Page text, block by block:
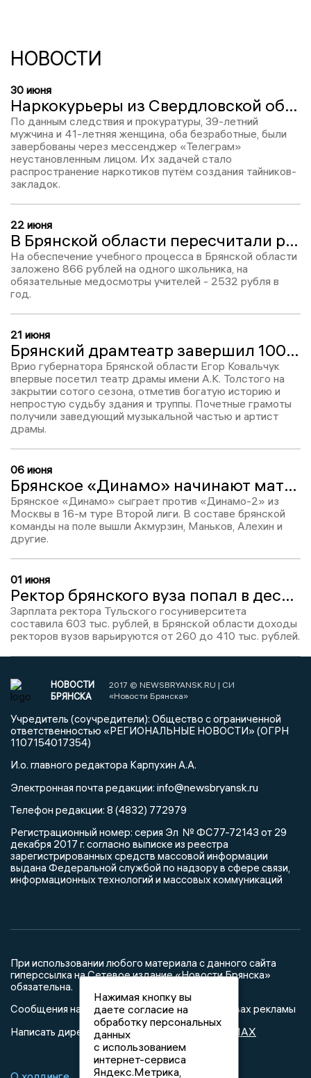
НОВОСТИ
30 июня
Наркокурьеры из Свердловской области приговорены к 7,5 годам в Брянске за 72 грамма метадона
По данным следствия и прокуратуры, 39-летний
мужчина и 41-летняя женщина, оба безработные, были
завербованы через мессенджер «Телеграм»
неустановленным лицом. Их задачей стало
распространение наркотиков путём создания тайников-
закладок.
22 июня
В Брянской области пересчитали расходы на обучение школьников
На обеспечение учебного процесса в Брянской области
заложено 866 рублей на одного школьника, на
обязательные медосмотры учителей - 2532 рубля в
год.
21 июня
Брянский драмтеатр завершил 100-й сезон постановкой «Театрального романа» Булгакова
Врио губернатора Брянской области Егор Ковальчук
впервые посетил театр драмы имени А.К. Толстого на
закрытии сотого сезона, отметив богатую историю и
непростую судьбу здания и труппы. Почетные грамоты
получили заведующий музыкальной частью и артист
драмы.
06 июня
Брянское «Динамо» начинают матч против столичного «Динамо-2»
Брянское «Динамо» сыграет против «Динамо-2» из
Москвы в 16-м туре Второй лиги. В составе брянской
команды на поле вышли Акмурзин, Маньков, Алехин и
другие.
01 июня
Ректор брянского вуза попал в десятку самых высокооплачиваемых в ЦФО
Зарплата ректора Тульского госуниверситета
составила 603 тыс. рублей, в Брянской области доходы
ректоров вузов варьируются от 260 до 410 тыс. рублей.
НОВОСТИ
БРЯНСКА
2017 © NEWSBRYANSK.RU | СИ
«Новости Брянска»
Учредитель (соучредители): Общество с ограниченной
ответственностью «РЕГИОНАЛЬНЫЕ НОВОСТИ» (ОГРН
1107154017354)
И.о. главного редактора Карпухин А.А.
Электронная почта редакции: info@newsbryansk.ru
Телефон редакции: 8 (4832) 772979
Регистрационный номер: серия Эл № ФС77-72143 от 29
декабря 2017 г. согласно выписке из реестра
зарегистрированных средств массовой информации
выдана Федеральной службой по надзору в сфере связи,
информационных технологий и массовых коммуникаций
При использовании любого материала с данного сайта
гиперссылка на Сетевое издание «Новости Брянска»
обязательна.
Сообщения на сером фоне размещены на правах рекламы
Написать директору в телеграм
MAX
Нажимая кнопку вы
даете согласие на
обработку персональных
данных
с использованием
интернет-сервиса
Яндекс.Метрика,